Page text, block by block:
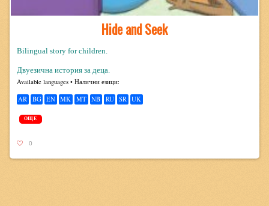
Hide and Seek
Bilingual story for children.
Двуезична история за деца.
Avail­able lan­guages • Налични езици:
AR BG EN MK MT NB RU SR UK
ОЩЕ
0